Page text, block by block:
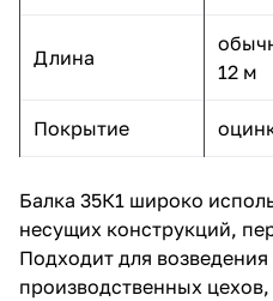
Длина
12 м
Покрытие
Балка 35К1 широко
несущих конструкций,
Подходит для
производственных